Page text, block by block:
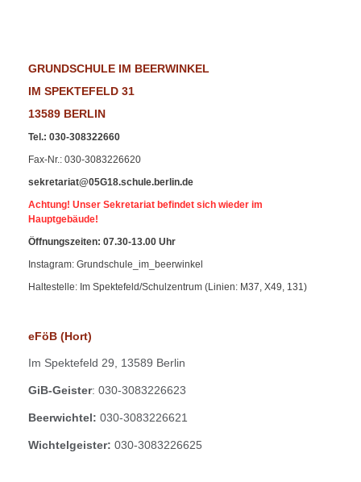
GRUNDSCHULE IM BEERWINKEL
IM SPEKTEFELD 31
13589 BERLIN
Tel.: 030-308322660
Fax-Nr.: 030-3083226620
sekretariat@05G18.schule.berlin.de
Achtung! Unser Sekretariat befindet sich wieder im
Hauptgebäude!
Öffnungszeiten: 07.30-13.00 Uhr
Instagram: Grundschule_im_beerwinkel
Haltestelle: Im Spektefeld/Schulzentrum (Linien: M37, X49, 131)
eFöB (Hort)
Im Spektefeld 29, 13589 Berlin
GiB-Geister: 030-3083226623
Beerwichtel: 030-3083226621
Wichtelgeister: 030-3083226625